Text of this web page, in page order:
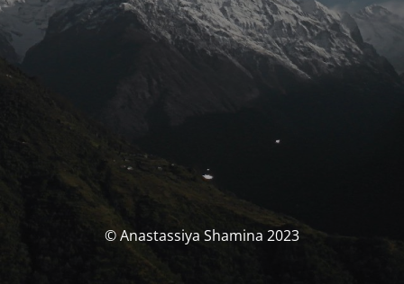
© Anastassiya Shamina 2023